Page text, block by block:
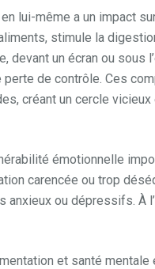
lui-même a un impact
stimule la
devant un écran ou
de contrôle. Ces
créant un cercle
émotionnelle
carencée ou trop
ou dépressifs. À
et santé